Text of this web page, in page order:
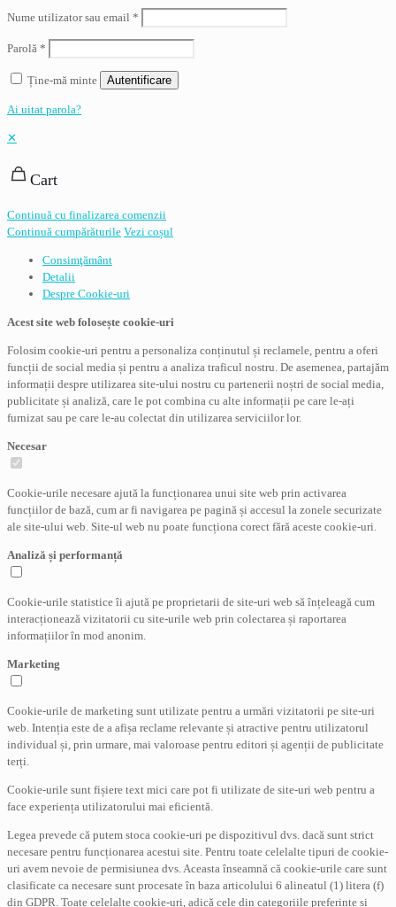
Nume utilizator sau email *
Parolă *
Ține-mă minte Autentificare
Ai uitat parola?
✕
Cart
Continuă cu finalizarea comenzii
Continuă cumpărăturile Vezi coșul
Consimţământ
Detalii
Despre Cookie-uri
Acest site web folosește cookie-uri
Folosim cookie-uri pentru a personaliza conținutul și reclamele, pentru a oferi
funcții de social media și pentru a analiza traficul nostru. De asemenea, partajăm
informații despre utilizarea site-ului nostru cu partenerii noștri de social media,
publicitate și analiză, care le pot combina cu alte informații pe care le-ați
furnizat sau pe care le-au colectat din utilizarea serviciilor lor.
Necesar
Cookie-urile necesare ajută la funcționarea unui site web prin activarea
funcțiilor de bază, cum ar fi navigarea pe pagină și accesul la zonele securizate
ale site-ului web. Site-ul web nu poate funcționa corect fără aceste cookie-uri.
Analiză și performanță
Cookie-urile statistice îi ajută pe proprietarii de site-uri web să înțeleagă cum
interacționează vizitatorii cu site-urile web prin colectarea și raportarea
informațiilor în mod anonim.
Marketing
Cookie-urile de marketing sunt utilizate pentru a urmări vizitatorii pe site-uri
web. Intenția este de a afișa reclame relevante și atractive pentru utilizatorul
individual și, prin urmare, mai valoroase pentru editori și agenții de publicitate
terți.
Cookie-urile sunt fișiere text mici care pot fi utilizate de site-uri web pentru a
face experiența utilizatorului mai eficientă.
Legea prevede că putem stoca cookie-uri pe dispozitivul dvs. dacă sunt strict
necesare pentru funcționarea acestui site. Pentru toate celelalte tipuri de cookie-
uri avem nevoie de permisiunea dvs. Aceasta înseamnă că cookie-urile care sunt
clasificate ca necesare sunt procesate în baza articolului 6 alineatul (1) litera (f)
din GDPR. Toate celelalte cookie-uri, adică cele din categoriile preferințe și